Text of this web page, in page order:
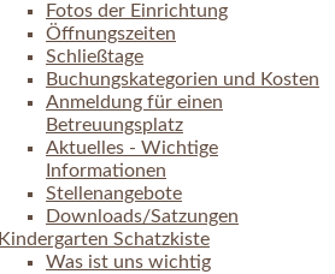
Fotos der Einrichtung
Öffnungszeiten
Schließtage
Buchungskategorien und Kosten
Anmeldung für einen
Betreuungsplatz
Aktuelles - Wichtige
Informationen
Stellenangebote
Downloads/Satzungen
Kindergarten Schatzkiste
Was ist uns wichtig